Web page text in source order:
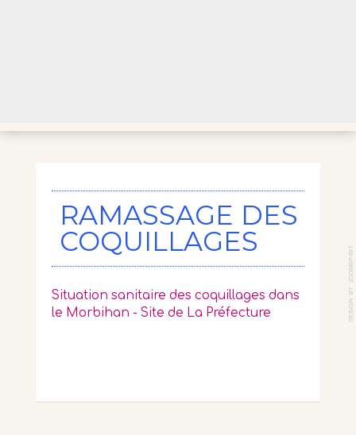
RAMASSAGE DES
COQUILLAGES
Situation sanitaire des coquillages dans
le Morbihan - Site de La Préfecture